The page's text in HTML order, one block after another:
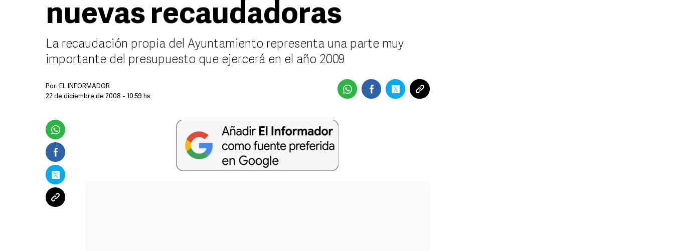
nuevas recaudadoras
La recaudación propia del Ayuntamiento representa una parte muy
importante del presupuesto que ejercerá en el año 2009
Por: EL INFORMADOR
22 de diciembre de 2008 - 10:59 hs